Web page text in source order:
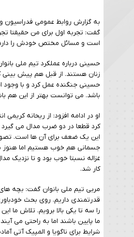
به گزارش روابط عمومی فدراسیون
گفت: تجربه اول برای من حقیقتا
است و مسائل مختص خودش را دارد.
حسینی درباره عملکرد تیم ملی
زنان هستند. از قبل هم پیش بینی
حسینی جنگنده عمل کرد و با وجود
باشد. می توانست بهتر از این هم
او در ادامه افزود: از ریحانه
کرد قطعا در دو ضرب مدال می
این یک ضعف برای آن ها است. تصور
جسمانی هم خوب هستیم اما هنوز
غزاله نسبتا خوب بود و تا نزدیک
کار شد.
مربی تیم ملی بانوان گفت: بچه
قدرتمندی داریم. روی بحث
را سه تا یکی بالا برویم. تلاش ما
ما پایین باشند اما به راحتی می
شرایط برای ناگویا و المپیک آتی